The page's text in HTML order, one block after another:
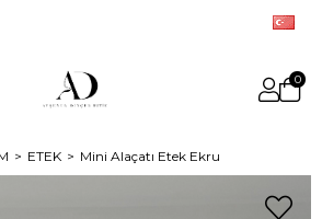
0
ETEK Mini Alaçatı Etek Ekru